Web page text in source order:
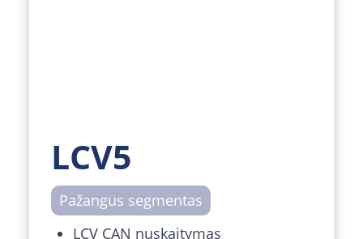
LCV5
Pažangus segmentas
LCV CAN nuskaitymas